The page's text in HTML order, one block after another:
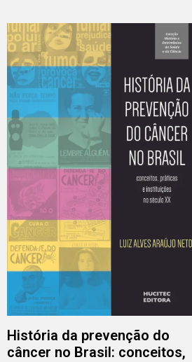
História da prevenção do
câncer no Brasil: conceitos,